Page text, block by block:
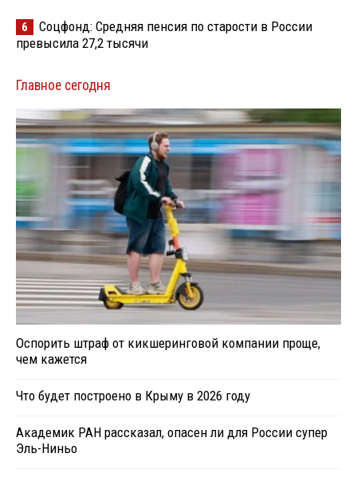
6
Соцфонд: Средняя пенсия по старости в России
превысила 27,2 тысячи
Главное сегодня
Оспорить штраф от кикшеринговой компании проще,
чем кажется
Что будет построено в Крыму в 2026 году
Академик РАН рассказал, опасен ли для России супер
Эль-Ниньо